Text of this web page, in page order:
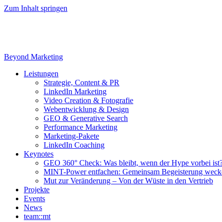
Zum Inhalt springen
Beyond Marketing
Leistungen
Strategie, Content & PR
LinkedIn Marketing
Video Creation & Fotografie
Webentwicklung & Design
GEO & Generative Search
Performance Marketing
Marketing-Pakete
LinkedIn Coaching
Keynotes
GEO 360° Check: Was bleibt, wenn der Hype vorbei
MINT-Power entfachen: Gemeinsam Begeisterung
Mut zur Veränderung – Von der Wüste in den Vertrieb
Projekte
Events
News
team::mt